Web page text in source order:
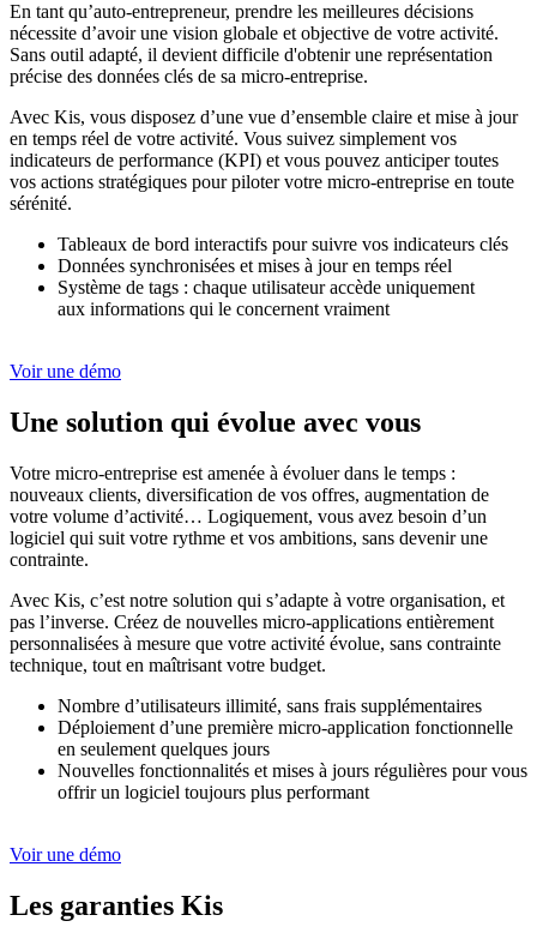
En tant qu’auto-entrepreneur, prendre les meilleures décisions
nécessite d’avoir une vision globale et objective de votre activité.
Sans outil adapté, il devient difficile d'obtenir une représentation
précise des données clés de sa micro-entreprise.
Avec Kis, vous disposez d’une vue d’ensemble claire et mise à jour
en temps réel de votre activité. Vous suivez simplement vos
indicateurs de performance (KPI) et vous pouvez anticiper toutes
vos actions stratégiques pour piloter votre micro-entreprise en toute
sérénité.
Tableaux de bord interactifs pour suivre vos indicateurs clés
Données synchronisées et mises à jour en temps réel
Système de tags : chaque utilisateur accède uniquement
aux informations qui le concernent vraiment
Voir une démo
Une solution qui évolue avec vous
Votre micro-entreprise est amenée à évoluer dans le temps :
nouveaux clients, diversification de vos offres, augmentation de
votre volume d’activité… Logiquement, vous avez besoin d’un
logiciel qui suit votre rythme et vos ambitions, sans devenir une
contrainte.
Avec Kis, c’est notre solution qui s’adapte à votre organisation, et
pas l’inverse. Créez de nouvelles micro-applications entièrement
personnalisées à mesure que votre activité évolue, sans contrainte
technique, tout en maîtrisant votre budget.
Nombre d’utilisateurs illimité, sans frais supplémentaires
Déploiement d’une première micro-application fonctionnelle
en seulement quelques jours
Nouvelles fonctionnalités et mises à jours régulières pour vous
offrir un logiciel toujours plus performant
Voir une démo
Les garanties Kis